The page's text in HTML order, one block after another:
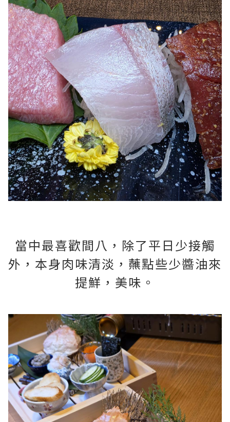
當中最喜歡間八，除了平日少接觸
外，本身肉味清淡，蘸點些少醬油來
提鮮，美味。